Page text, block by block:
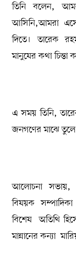
তিনি বলেন,
আসিনি,আমরা
দিতে। তারেক
মানুষের কথা
এ সময় তিনি,
জনগণের মাঝে
আলোচনা সভায়,
বিষয়ক
বিশেষ অতিথি
মান্নানের কন্যা